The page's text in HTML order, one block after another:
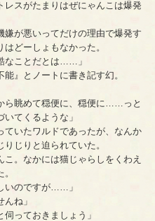
スがたまりはぜにゃんこは爆発
が悪いってだけの理由で爆発す
どーしょもなかった。
なことだとは……」
』とノートに書き記す幻。
ら眺めて穏便に、穏便に……っと
てくるような」
いたワルドであったが、なんか
じりと迫られていた。
。なかには猫じゃらしをくわえ
いのですが……」
ね」
伺っておきましょう」